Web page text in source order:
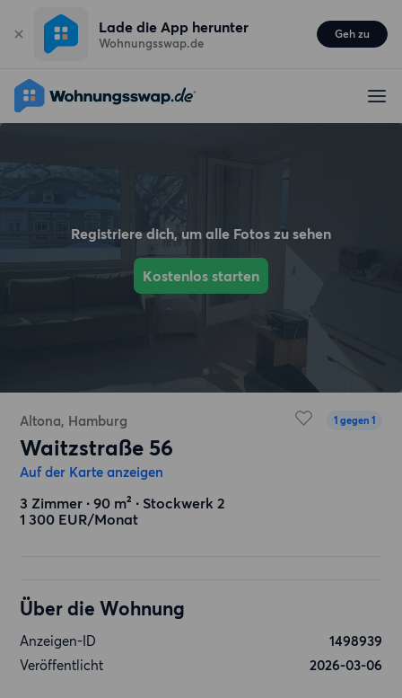
Lade die App herunter
Wohnungsswap.de
Geh zu
Registriere dich, um alle Fotos zu sehen
Kostenlos starten
Altona, Hamburg 1 gegen 1
Waitzstraße 56
Auf der Karte anzeigen
3 Zimmer ∙ 90 m² ∙ Stockwerk 2
1 300 EUR/Monat
Über die Wohnung
Anzeigen-ID
1498939
Veröffentlicht
2026-03-06